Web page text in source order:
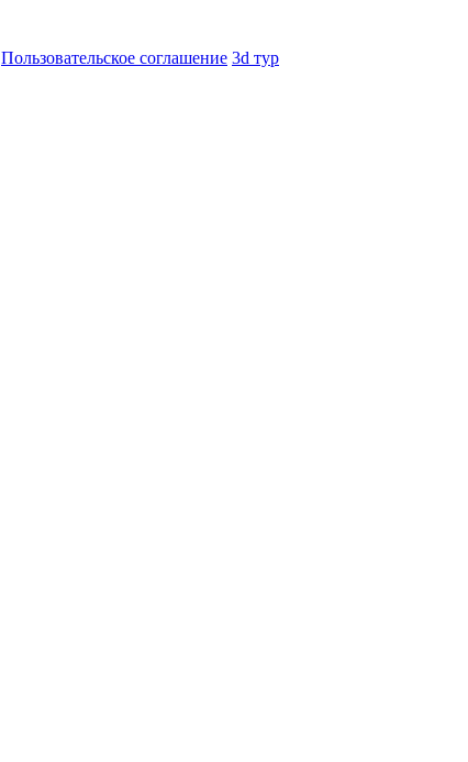
Пользовательское соглашение 3d тур